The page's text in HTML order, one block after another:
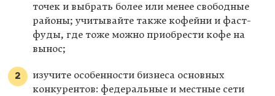
точек и выбрать более или менее свободные
районы; учитывайте также кофейни и фаст-
фуды, где тоже можно приобрести кофе на
вынос;
изучите особенности бизнеса основных
конкурентов: федеральные и местные сети